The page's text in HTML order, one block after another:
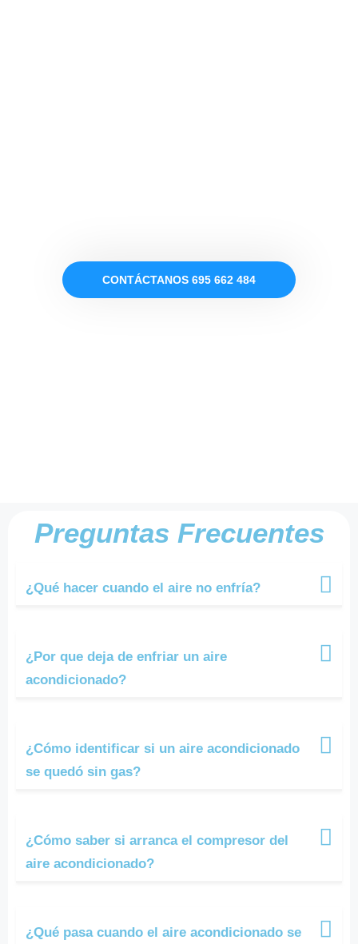
CONTÁCTANOS 695 662 484
Preguntas Frecuentes
¿Qué hacer cuando el aire no enfría?
¿Por que deja de enfriar un aire
acondicionado?
¿Cómo identificar si un aire acondicionado
se quedó sin gas?
¿Cómo saber si arranca el compresor del
aire acondicionado?
¿Qué pasa cuando el aire acondicionado se